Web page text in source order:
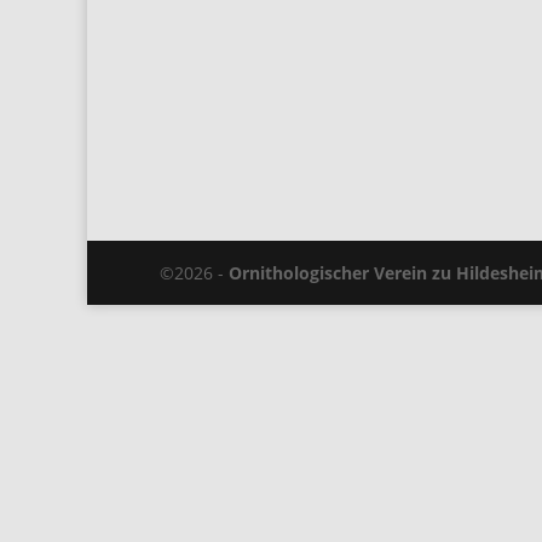
©2026 - Ornithologischer Verein zu